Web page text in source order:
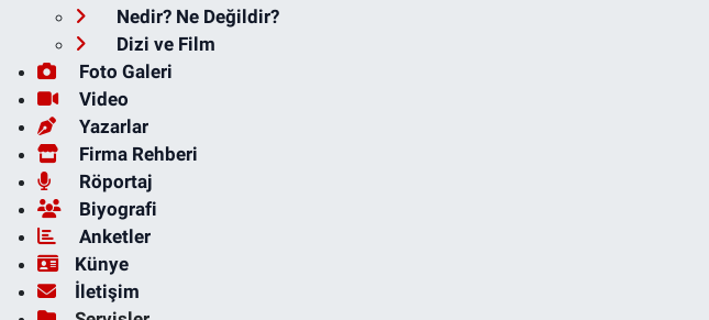
Nedir? Ne Değildir?
Dizi ve Film
Foto Galeri
Video
Yazarlar
Firma Rehberi
Röportaj
Biyografi
Anketler
Künye
İletişim